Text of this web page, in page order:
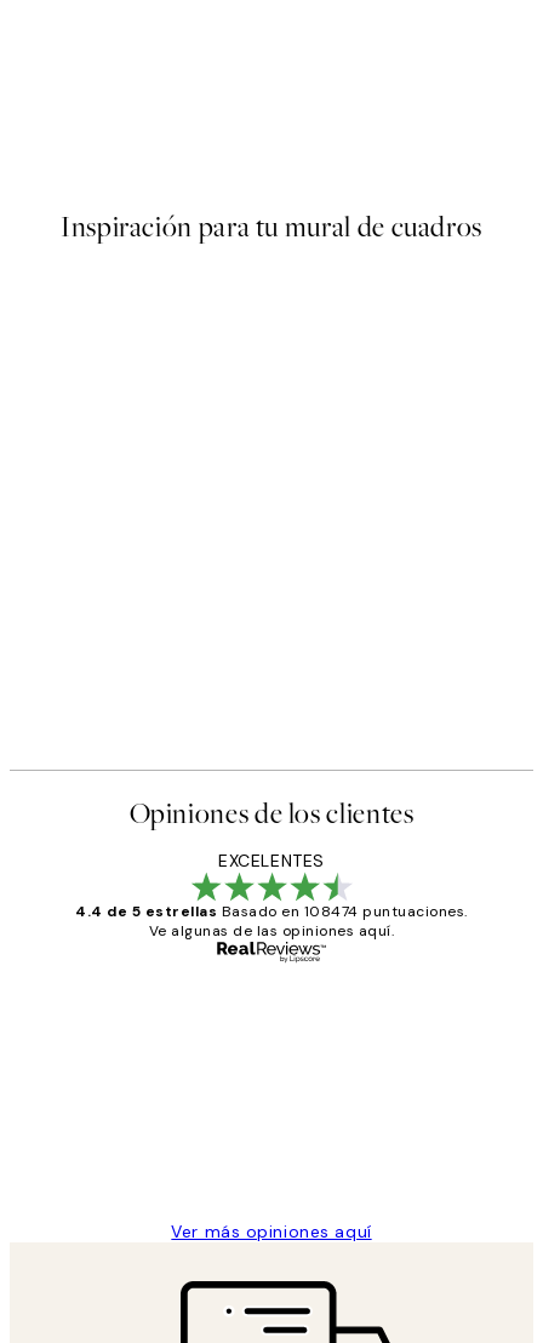
Inspiración para tu mural de cuadros
Opiniones de los clientes
EXCELENTES
4.4 de 5 estrellas Basado en 108474 puntuaciones.
Ve algunas de las opiniones aquí.
Ver más opiniones aquí